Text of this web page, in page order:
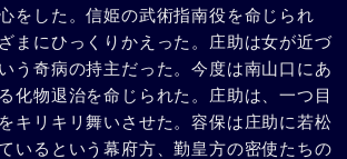
をした。信姫の武術指南役を命じられ
まにひっくりかえった。庄助は女が近づ
う奇病の持主だった。今度は南山口にあ
化物退治を命じられた。庄助は、一つ目
キリキリ舞いさせた。容保は庄助に若松
いるという幕府方、勤皇方の密使たちの